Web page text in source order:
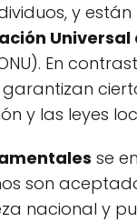
y
Universal
En
y las leyes
se
son
nacional y